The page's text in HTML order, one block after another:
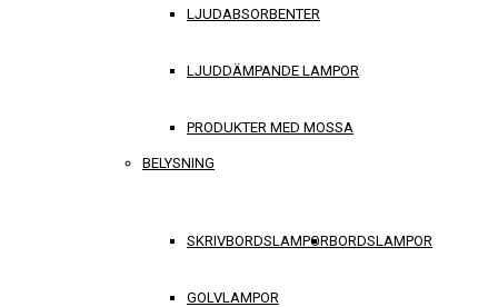
LJUDABSORBENTER
LJUDDÄMPANDE LAMPOR
PRODUKTER MED MOSSA
BELYSNING
SKRIVBORDSLAMPORBORDSLAMPOR
GOLVLAMPOR